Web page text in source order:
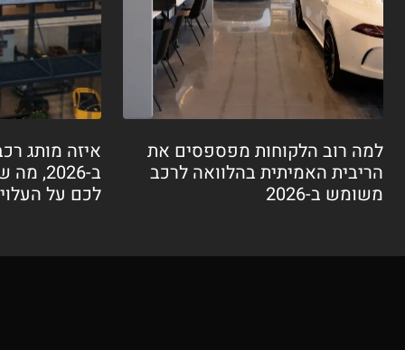
למה רוב הלקוחות מפספסים את
הריבית האמיתית בהלוואה לרכב
משומש ב-2026
איזה מותג
ב-
לכם על